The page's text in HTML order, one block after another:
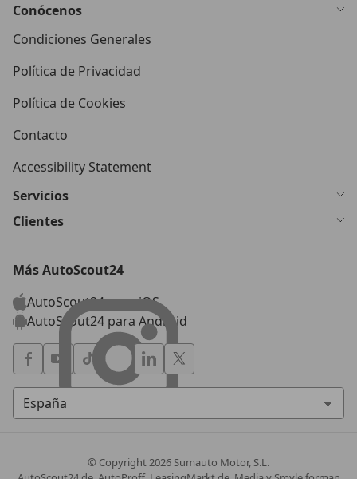
Conócenos
Condiciones Generales
Política de Privacidad
Política de Cookies
Contacto
Accessibility Statement
Servicios
Clientes
Más AutoScout24
AutoScout24 para iOS
AutoScout24 para Android
© Copyright2026 Sumauto Motor, S.L.